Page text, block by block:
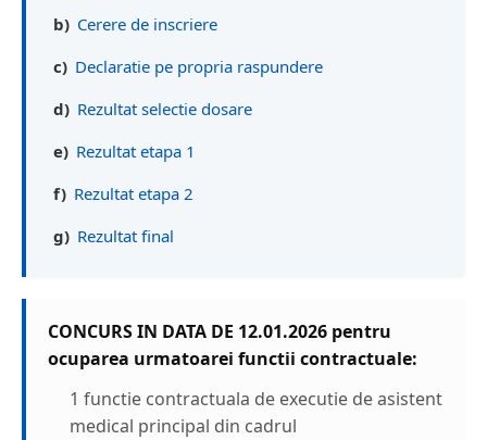
b) Cerere de inscriere
c) Declaratie pe propria raspundere
d) Rezultat selectie dosare
e) Rezultat etapa 1
f) Rezultat etapa 2
g) Rezultat final
CONCURS IN DATA DE 12.01.2026 pentru
ocuparea urmatoarei functii contractuale:
1 functie contractuala de executie de asistent
medical principal din cadrul